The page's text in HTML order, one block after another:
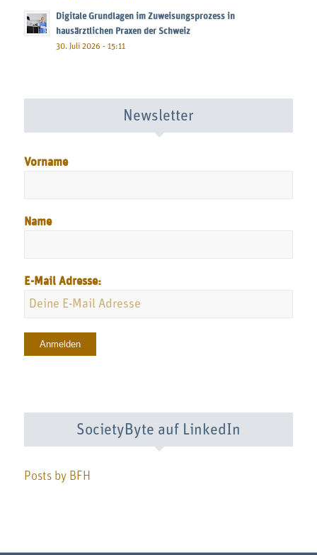
Digitale Grundlagen im Zuweisungsprozess in
hausärztlichen Praxen der Schweiz
30. Juli 2026 - 15:11
Newsletter
Vorname
Name
E-Mail Adresse:
SocietyByte auf LinkedIn
Posts by BFH